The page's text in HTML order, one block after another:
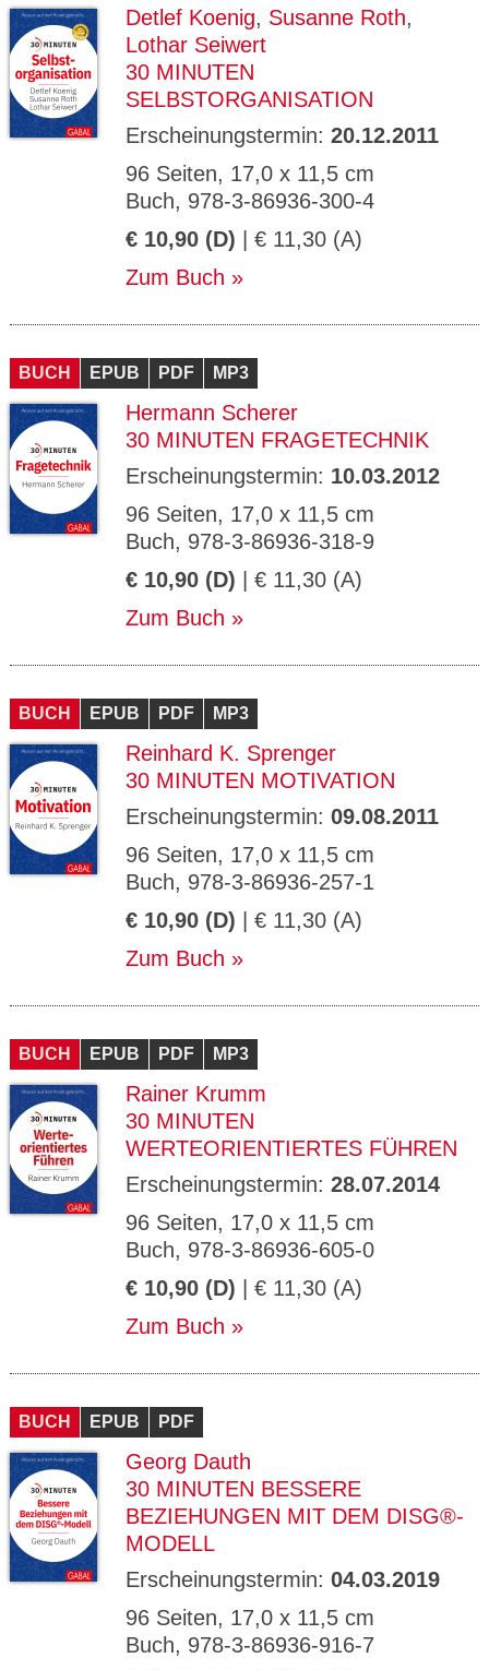
Detlef Koenig, Susanne Roth,
Lothar Seiwert
30 MINUTEN
SELBSTORGANISATION
Erscheinungstermin: 20.12.2011
96 Seiten, 17,0 x 11,5 cm
Buch, 978-3-86936-300-4
€ 10,90 (D) | € 11,30 (A)
Zum Buch
BUCH EPUB PDF MP3
Hermann Scherer
30 MINUTEN FRAGETECHNIK
Erscheinungstermin: 10.03.2012
96 Seiten, 17,0 x 11,5 cm
Buch, 978-3-86936-318-9
€ 10,90 (D) | € 11,30 (A)
Zum Buch
BUCH EPUB PDF MP3
Reinhard K. Sprenger
30 MINUTEN MOTIVATION
Erscheinungstermin: 09.08.2011
96 Seiten, 17,0 x 11,5 cm
Buch, 978-3-86936-257-1
€ 10,90 (D) | € 11,30 (A)
Zum Buch
BUCH EPUB PDF MP3
Rainer Krumm
30 MINUTEN
WERTEORIENTIERTES FÜHREN
Erscheinungstermin: 28.07.2014
96 Seiten, 17,0 x 11,5 cm
Buch, 978-3-86936-605-0
€ 10,90 (D) | € 11,30 (A)
Zum Buch
BUCH EPUB PDF
Georg Dauth
30 MINUTEN BESSERE
BEZIEHUNGEN MIT DEM DISG®-
MODELL
Erscheinungstermin: 04.03.2019
96 Seiten, 17,0 x 11,5 cm
Buch, 978-3-86936-916-7